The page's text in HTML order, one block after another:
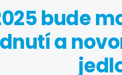
Vzorové jedálničky
Klub Moja KetoDiet
bude
a